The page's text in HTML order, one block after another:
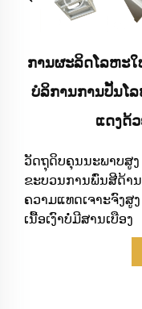
ການຜະລິດໂລຫະ
ບໍລິການການປັ້ນໂ
ແດງດ້
ວັດຖຸດິບຄຸນນະພາບສູງ
ຂະບວນການພົ່ນສີດ້າ
ຄວາມແທດເຈາະຈົງສູງ
ເນື້ອເງົາບໍ່ມີສານເບືອງ